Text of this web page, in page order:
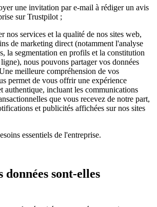
une invitation par e-mail à rédiger un avis
sur Trustpilot ;
nos services et la qualité de nos sites web,
de marketing direct (notamment l'analyse
la segmentation en profils et la constitution
nous pouvons partager vos données
meilleure compréhension de vos
permet de vous offrir une expérience
authentique, incluant les communications
que vous recevez de notre part,
et publicités affichées sur nos sites
essentiels de l'entreprise.
données sont-elles